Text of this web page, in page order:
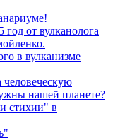
от вулканолога
в вулканизме
нашей планете?
стихии" в